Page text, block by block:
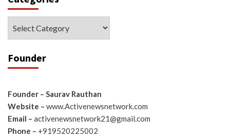
Founder
Founder – Saurav Rauthan
Website – www.Activenewsnetwork.com
Email – activenewsnetwork21@gmail.com
Phone – +919520225002